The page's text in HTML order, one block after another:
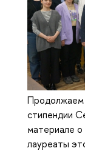
Продолжаем
стипендии
материале
лауреаты